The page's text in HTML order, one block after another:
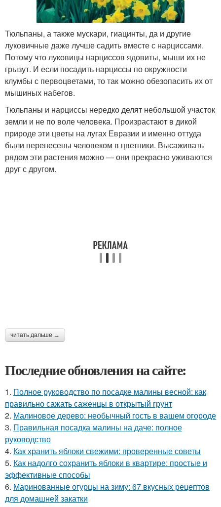
Тюльпаны, а также мускари, гиацинты, да и другие
луковичные даже лучше садить вместе с нарциссами.
Потому что луковицы нарциссов ядовиты, мыши их не
грызут. И если посадить нарциссы по окружности
клумбы с первоцветами, то так можно обезопасить их от
мышиных набегов.
Тюльпаны и нарциссы нередко делят небольшой участок
земли и не по воле человека. Произрастают в дикой
природе эти цветы на лугах Евразии и именно оттуда
были перенесены человеком в цветники. Высаживать
рядом эти растения можно — они прекрасно уживаются
друг с другом.
читать дальше →
Последние обновления на сайте:
1. Полное руководство по посадке малины весной: как
правильно сажать саженцы в открытый грунт
2. Малиновое дерево: необычный гость в вашем огороде
3. Правильная посадка малины на даче: полное
руководство
4. Как хранить яблоки свежими: проверенные советы
5. Как надолго сохранить яблоки в квартире: простые и
эффективные способы
6. Маринованные огурцы на зиму: 67 вкусных рецептов
для домашней закатки